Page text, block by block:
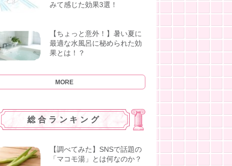
みて感じた効果3選！
【ちょっと意外！】暑い夏に
最適な水風呂に秘められた効
果とは！？
MORE
総合ランキング
【調べてみた】SNSで話題の
「マコモ湯」とは何なのか？